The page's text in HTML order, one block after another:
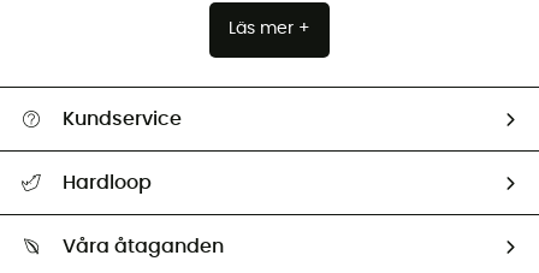
Läs mer +
Kundservice
Retur & återbetalning
Hardloop
Våra åtaganden